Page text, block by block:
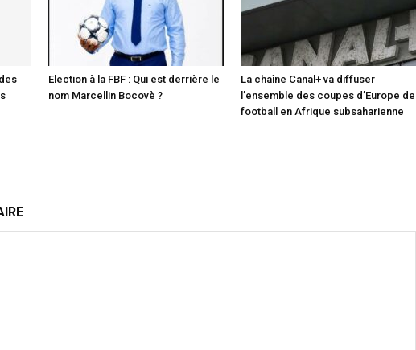
Election à la FBF : Qui est derrière le
nom Marcellin Bocovè ?
La chaîne Canal+ va diffuser
l’ensemble des coupes d’Europe de
football en Afrique subsaharienne